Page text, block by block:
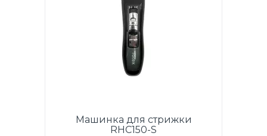
Машинка для стрижки
RHC150-S